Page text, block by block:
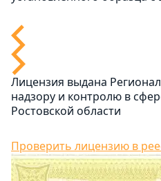
Лицензия выдана
надзору и контролю в
Ростовской области
Проверить лицензию в